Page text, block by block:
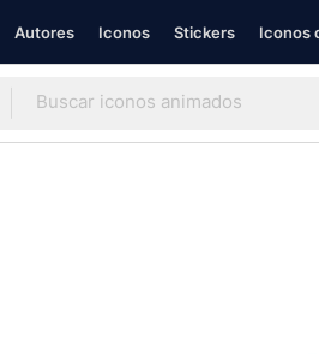
Autores Iconos Stickers Iconos